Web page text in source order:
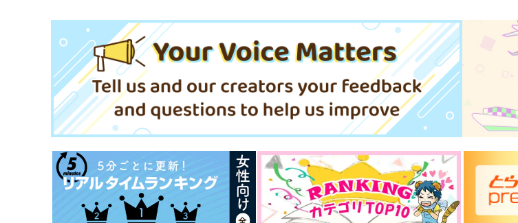
北部戦士の愛しい花嫁 1
KADOKAWA
1,320 （税込）
サンプル 作品詳細